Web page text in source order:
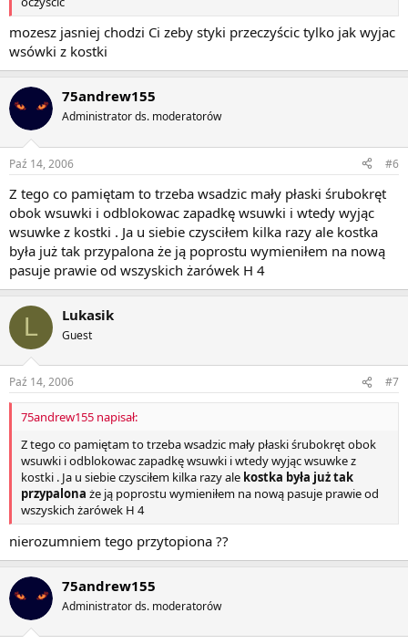
mozesz jasniej chodzi Ci zeby styki przeczyścic tylko jak wyjac
wsówki z kostki
75andrew155
Administrator ds. moderatorów
Paź 14, 2006 #6
Z tego co pamiętam to trzeba wsadzic mały płaski śrubokręt
obok wsuwki i odblokowac zapadkę wsuwki i wtedy wyjąc
wsuwke z kostki . Ja u siebie czysciłem kilka razy ale kostka
była już tak przypalona że ją poprostu wymieniłem na nową
pasuje prawie od wszyskich żarówek H 4
L Lukasik
Guest
Paź 14, 2006 #7
75andrew155 napisał:
Z tego co pamiętam to trzeba wsadzic mały płaski śrubokręt obok
wsuwki i odblokowac zapadkę wsuwki i wtedy wyjąc wsuwke z
kostki . Ja u siebie czysciłem kilka razy ale kostka była już tak
przypalona że ją poprostu wymieniłem na nową pasuje prawie od
wszyskich żarówek H 4
nierozumniem tego przytopiona ??
75andrew155
Administrator ds. moderatorów